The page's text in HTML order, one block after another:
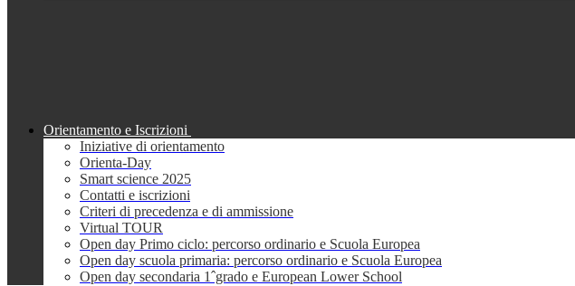
Orientamento e Iscrizioni
Iniziative di orientamento
Orienta-Day
Smart science 2025
Contatti e iscrizioni
Criteri di precedenza e di ammissione
Virtual TOUR
Open day Primo ciclo: percorso ordinario e Scuola Europea
Open day scuola primaria: percorso ordinario e Scuola Europea
Open day secondaria 1ˆgrado e European Lower School